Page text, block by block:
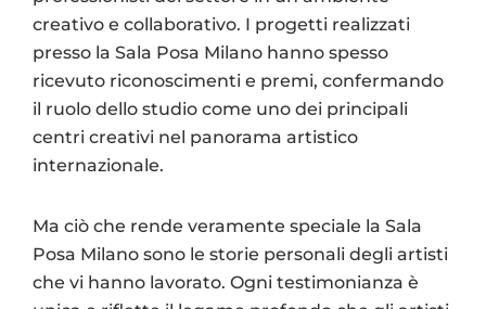
creativo e collaborativo. I progetti realizzati
presso la Sala Posa Milano hanno spesso
ricevuto riconoscimenti e premi, confermando
il ruolo dello studio come uno dei principali
centri creativi nel panorama artistico
internazionale.
Ma ciò che rende veramente speciale la Sala
Posa Milano sono le storie personali degli artisti
che vi hanno lavorato. Ogni testimonianza è